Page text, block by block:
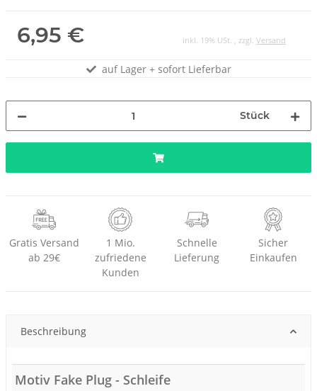
6,95 € inkl. 19% USt. , zzgl. Versand
auf Lager + sofort Lieferbar
Stück
Gratis Versand
ab 29€
1 Mio.
zufriedene
Kunden
Schnelle
Lieferung
Sicher
Einkaufen
Beschreibung
Motiv Fake Plug - Schleife